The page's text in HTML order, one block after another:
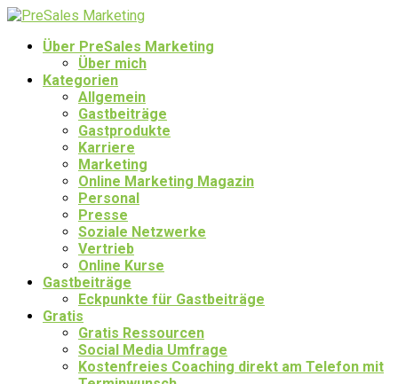
Über PreSales Marketing
Über mich
Kategorien
Allgemein
Gastbeiträge
Gastprodukte
Karriere
Marketing
Online Marketing Magazin
Personal
Presse
Soziale Netzwerke
Vertrieb
Online Kurse
Gastbeiträge
Eckpunkte für Gastbeiträge
Gratis
Gratis Ressourcen
Social Media Umfrage
Kostenfreies Coaching direkt am Telefon mit